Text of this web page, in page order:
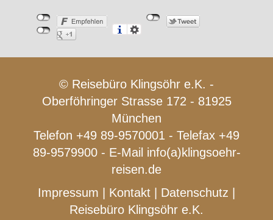
© Reisebüro Klingsöhr e.K. -
Oberföhringer Strasse 172 - 81925
München
Telefon +49 89-9570001 - Telefax +49
89-9579900 - E-Mail info(a)klingsoehr-
reisen.de
Impressum
Kontakt Datenschutz
Reisebüro Klingsöhr e.K.